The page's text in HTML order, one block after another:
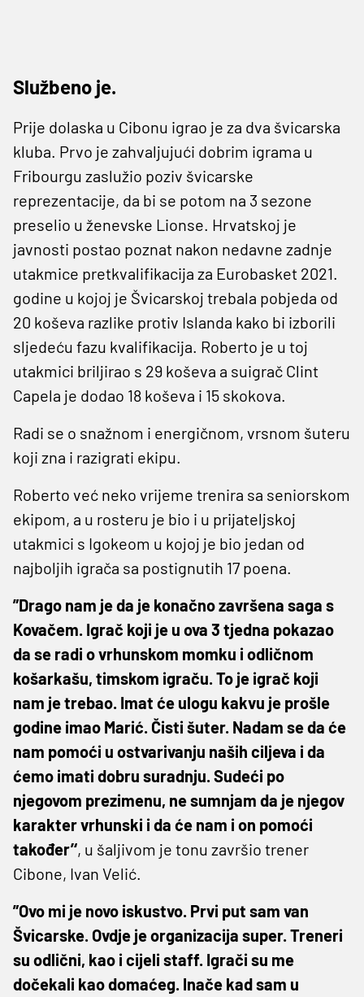
Službeno je.
Prije dolaska u Cibonu igrao je za dva švicarska
kluba. Prvo je zahvaljujući dobrim igrama u
Fribourgu zaslužio poziv švicarske
reprezentacije, da bi se potom na 3 sezone
preselio u ženevske Lionse. Hrvatskoj je
javnosti postao poznat nakon nedavne zadnje
utakmice pretkvalifikacija za Eurobasket 2021.
godine u kojoj je Švicarskoj trebala pobjeda od
20 koševa razlike protiv Islanda kako bi izborili
sljedeću fazu kvalifikacija. Roberto je u toj
utakmici briljirao s 29 koševa a suigrač Clint
Capela je dodao 18 koševa i 15 skokova.
Radi se o snažnom i energičnom, vrsnom šuteru
koji zna i razigrati ekipu.
Roberto već neko vrijeme trenira sa seniorskom
ekipom, a u rosteru je bio i u prijateljskoj
utakmici s Igokeom u kojoj je bio jedan od
najboljih igrača sa postignutih 17 poena.
”Drago nam je da je konačno završena saga s
Kovačem. Igrač koji je u ova 3 tjedna pokazao
da se radi o vrhunskom momku i odličnom
košarkašu, timskom igraču. To je igrač koji
nam je trebao. Imat će ulogu kakvu je prošle
godine imao Marić. Čisti šuter. Nadam se da će
nam pomoći u ostvarivanju naših ciljeva i da
ćemo imati dobru suradnju. Sudeći po
njegovom prezimenu, ne sumnjam da je njegov
karakter vrhunski i da će nam i on pomoći
također’‘, u šaljivom je tonu završio trener
Cibone, Ivan Velić.
”Ovo mi je novo iskustvo. Prvi put sam van
Švicarske. Ovdje je organizacija super. Treneri
su odlični, kao i cijeli staff. Igrači su me
dočekali kao domaćeg. Inače kad sam u